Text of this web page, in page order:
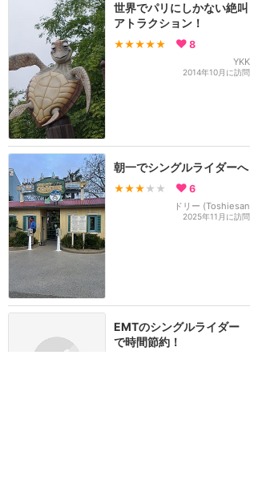
世界でパリにしかない絶叫
アトラクション！
★★★★★ 8
YKK
2014年10月に訪問
朝一でシングルライダーへ
★★★ ★★ 6
ドリー (Toshiesan
2025年11月に訪問
EMTのシングルライダー
で時間節約！